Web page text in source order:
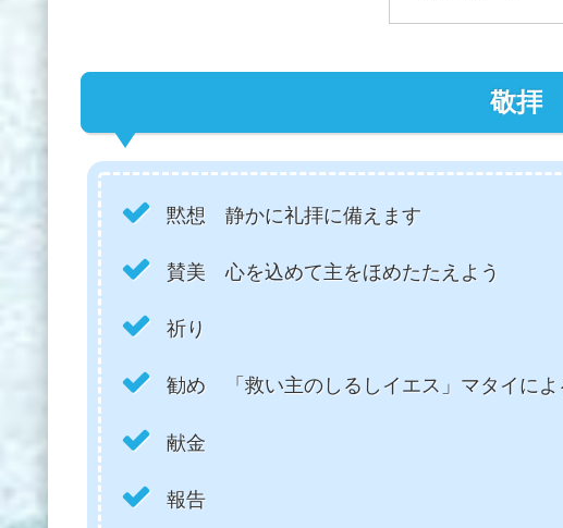
敬拝
黙想 静かに礼拝に備えます
賛美 心を込めて主をほめたたえよう
祈り
勧め 「救い主のしるしイエス」マタイによ
献金
報告